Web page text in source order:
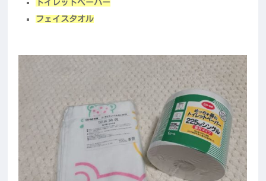
トイレットペーパー
フェイスタオル